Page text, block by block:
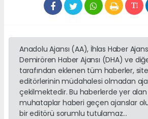
Anadolu Ajansı (AA), İhlas Haber
Demirören Haber Ajansı (DHA) ve
tarafından eklenen tüm haberler,
editörlerinin müdahalesi olmadan
çekilmektedir. Bu haberlerde yer
muhataplar haberi geçen ajanslar
bir editörü sorumlu tutulamaz...